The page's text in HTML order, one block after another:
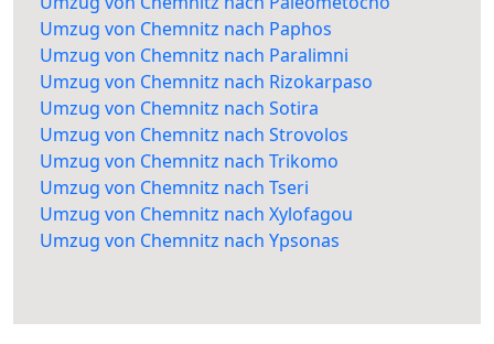
Umzug von Chemnitz nach Paphos
Umzug von Chemnitz nach Paralimni
Umzug von Chemnitz nach Rizokarpaso
Umzug von Chemnitz nach Sotira
Umzug von Chemnitz nach Strovolos
Umzug von Chemnitz nach Trikomo
Umzug von Chemnitz nach Tseri
Umzug von Chemnitz nach Xylofagou
Umzug von Chemnitz nach Ypsonas